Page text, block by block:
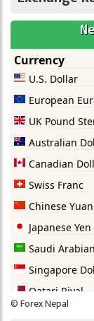
©Forex Nepal